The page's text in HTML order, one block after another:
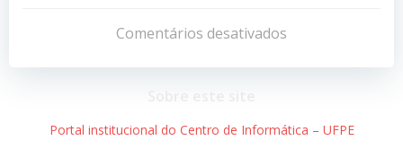
Post
de
Post
Comentários desativados
Portal institucional do Centro de Informática – UFPE